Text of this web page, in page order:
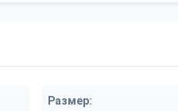
Размер: